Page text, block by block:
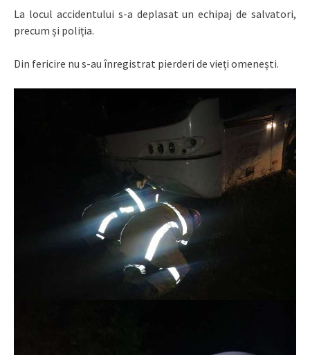
La locul accidentului s-a deplasat un echipaj de salvatori,
precum și poliția.
Din fericire nu s-au înregistrat pierderi de vieți omenești.